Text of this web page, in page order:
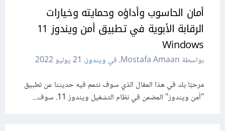
أمان الحاسوب وأداؤه وحمايته وخيارات
الرقابة الأبوية في تطبيق أمن ويندوز 11
Windows
بواسطة Mostafa Amaan، في ويندوز، 21 يوليو 2022
مرحبًا بك في هذا المقال الذي سوف نتمم فيه حديثنا عن تطبيق
"أمن ويندوز" المضمن في نظام التشغيل ويندوز 11. سوف...